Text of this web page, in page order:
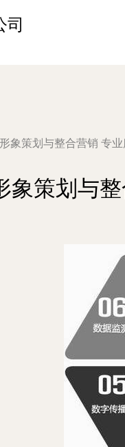
司
象策划与整合营销 专
象策划与